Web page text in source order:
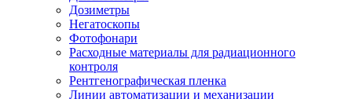
Дозиметры
Негатоскопы
Фотофонари
Расходные материалы для радиационного
контроля
Рентгенографическая пленка
Линии автоматизации и механизации